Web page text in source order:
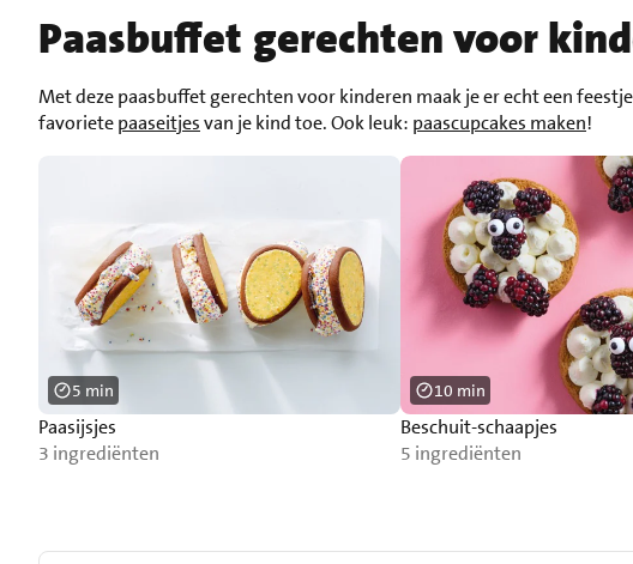
Paasbuffet gerechten voor
Met deze paasbuffet gerechten voor kinderen maak je er echt een
favorietepaaseitjesvan je kind toe. Ook leuk: paascupcakes maken!
Paasijsjes
3 ingrediënten
5 min
Beschuit-schaapjes
5 ingrediënten
10 min